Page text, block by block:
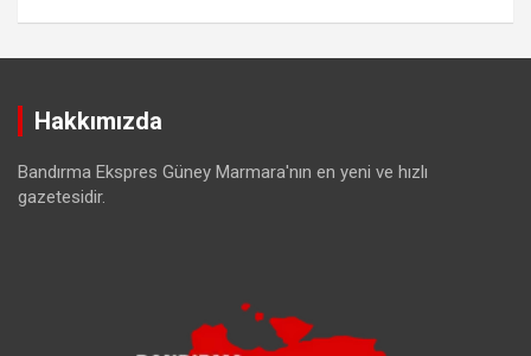
Hakkımızda
Bandırma Ekspres Güney Marmara'nın en yeni ve hızlı
gazetesidir.